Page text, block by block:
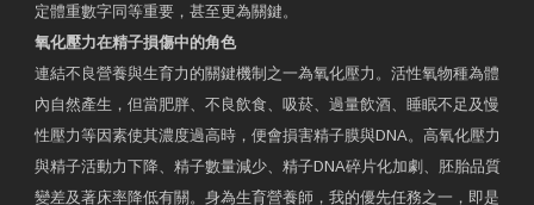
定體重數字同等重要，甚至更為關鍵。
氧化壓力在精子損傷中的角色
連結不良營養與生育力的關鍵機制之一為氧化壓力。活性氧物種為體
內自然產生，但當肥胖、不良飲食、吸菸、過量飲酒、睡眠不足及慢
性壓力等因素使其濃度過高時，便會損害精子膜與DNA。高氧化壓力
與精子活動力下降、精子數量減少、精子DNA碎片化加劇、胚胎品質
變差及著床率降低有關。身為生育營養師，我的優先任務之一，即是